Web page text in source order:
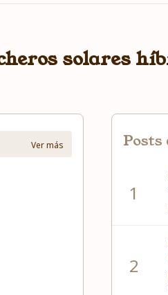
solares
Ver más Posts
1
2